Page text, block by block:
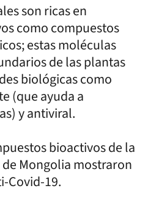
son ricas en
como compuestos
estas moléculas
de las plantas
biológicas como
(que ayuda a
y antiviral.
bioactivos de la
Mongolia mostraron
Covid-19.